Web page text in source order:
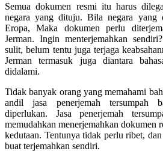
Semua dokumen resmi itu harus
negara yang dituju. Bila negara yang
Eropa, Maka dokumen perlu
Jerman. Ingin menterjemahkan
sulit, belum tentu juga terjaga
Jerman termasuk juga diantara
didalami.
Tidak banyak orang yang memahami
andil jasa penerjemah tersumpah
diperlukan. Jasa penerjemah
memudahkan menerjemahkan dokumen
kedutaan. Tentunya tidak perlu ribet,
buat terjemahkan sendiri.